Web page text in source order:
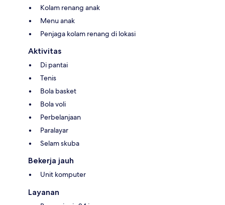
Kolam renang anak
Menu anak
Penjaga kolam renang di lokasi
Aktivitas
Di pantai
Tenis
Bola basket
Bola voli
Perbelanjaan
Paralayar
Selam skuba
Bekerja jauh
Unit komputer
Layanan